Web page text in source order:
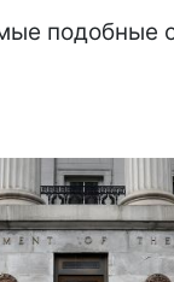
подобные